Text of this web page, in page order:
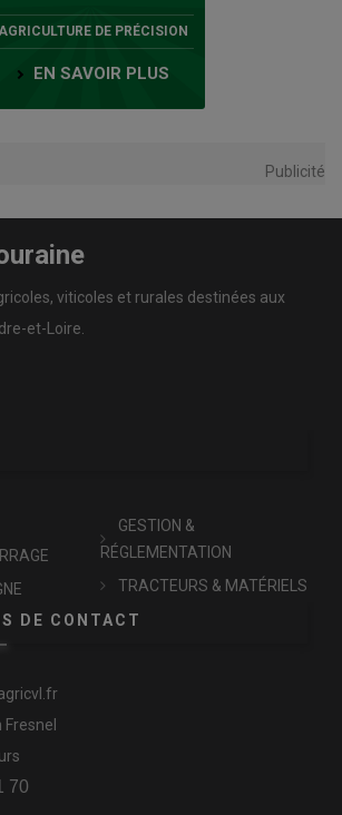
DE PRÉCISION
EN SAVOIR PLUS
Publicité
viticoles et rurales destinées aux
et-Loire.
GESTION &
RÉGLEMENTATION
TRACTEURS & MATÉRIELS
DE CONTACT
70